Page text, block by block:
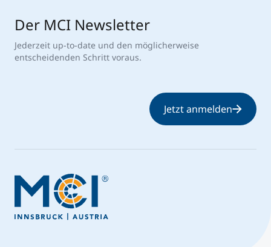
Der MCI Newsletter
Jederzeit up-to-date und den möglicherweise
entscheidenden Schritt voraus.
Jetzt anmelden